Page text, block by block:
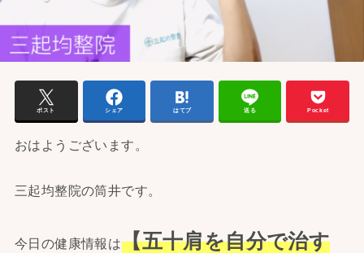
ポスト シェア はてブ 送る Pocket
おはようございます。
三起均整院の筒井です。
今日の健康情報は【五十肩を自分で治す